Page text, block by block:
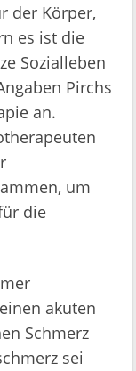
der Körper,
es ist die
Sozialleben
Pirchs
an.
um
die
akuten
Schmerz
sei